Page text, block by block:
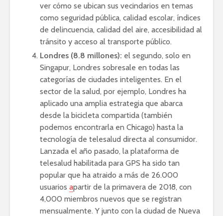
ver cómo se ubican sus vecindarios en temas
como seguridad pública, calidad escolar, índices
de delincuencia, calidad del aire, accesibilidad al
tránsito y acceso al transporte público.
Londres (8.8 millones): el segundo, solo en
Singapur, Londres sobresale en todas las
categorías de ciudades inteligentes. En el
sector de la salud, por ejemplo, Londres ha
aplicado una amplia estrategia que abarca
desde la bicicleta compartida (también
podemos encontrarla en Chicago) hasta la
tecnología de telesalud directa al consumidor.
Lanzada el año pasado, la plataforma de
telesalud habilitada para GPS ha sido tan
popular que ha atraido a más de 26.000
usuarios apartir de la primavera de 2018, con
4,000 miembros nuevos que se registran
mensualmente. Y junto con la ciudad de Nueva